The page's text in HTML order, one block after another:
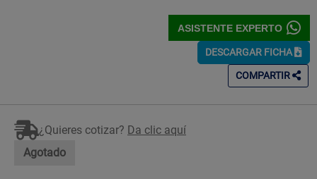
ASISTENTE EXPERTO
DESCARGAR FICHA
COMPARTIR
¿Quieres cotizar? Da clic aquí
Agotado